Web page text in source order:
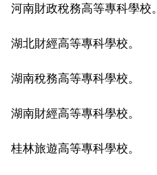
河南財政稅務高等專科學校。
湖北財經高等專科學校。
湖南稅務高等專科學校。
湖南財經高等專科學校。
桂林旅遊高等專科學校。